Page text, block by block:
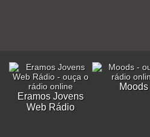
Eramos Jovens
Web Rádio
Moods